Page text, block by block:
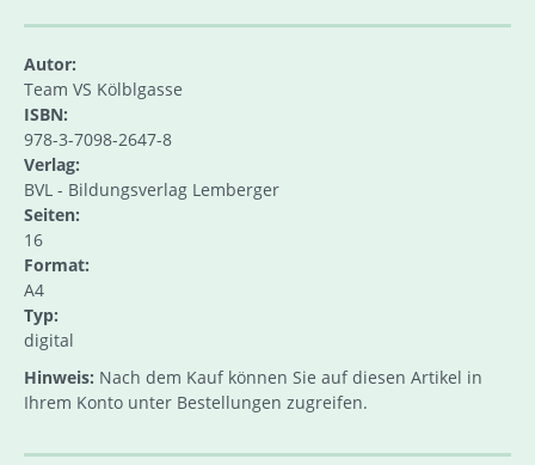
Autor:
Team VS Kölblgasse
ISBN:
978-3-7098-2647-8
Verlag:
BVL - Bildungsverlag Lemberger
Seiten:
16
Format:
A4
Typ:
digital
Hinweis: Nach dem Kauf können Sie auf diesen Artikel in
Ihrem Konto unter Bestellungen zugreifen.